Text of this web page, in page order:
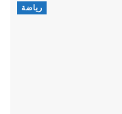
رياضة